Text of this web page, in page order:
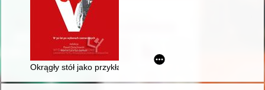
Okrągły stół jako przykład skutecznych negocjacji